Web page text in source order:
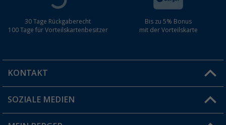
30 Tage Rückgaberecht
100 Tage für Vorteilskartenbesitzer
Bis zu 5% Bonus
mit der Vorteilskarte
KONTAKT
Du hast eine Frage?
SOZIALE MEDIEN